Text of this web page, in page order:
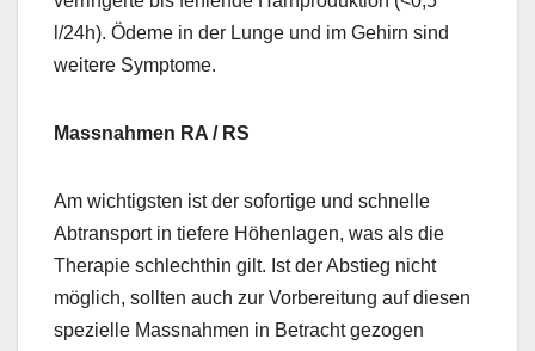
l/24h). Ödeme in der Lunge und im Gehirn sind
weitere Symptome.
Massnahmen RA / RS
Am wichtigsten ist der sofortige und schnelle
Abtransport in tiefere Höhenlagen, was als die
Therapie schlechthin gilt. Ist der Abstieg nicht
möglich, sollten auch zur Vorbereitung auf diesen
spezielle Massnahmen in Betracht gezogen